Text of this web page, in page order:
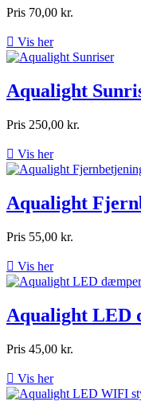
Pris 70,00 kr.
 Vis her
Aqualight
Pris 250,00 kr.
 Vis her
Aqualight
Pris 55,00 kr.
 Vis her
Aqualight LED
Pris 45,00 kr.
 Vis her